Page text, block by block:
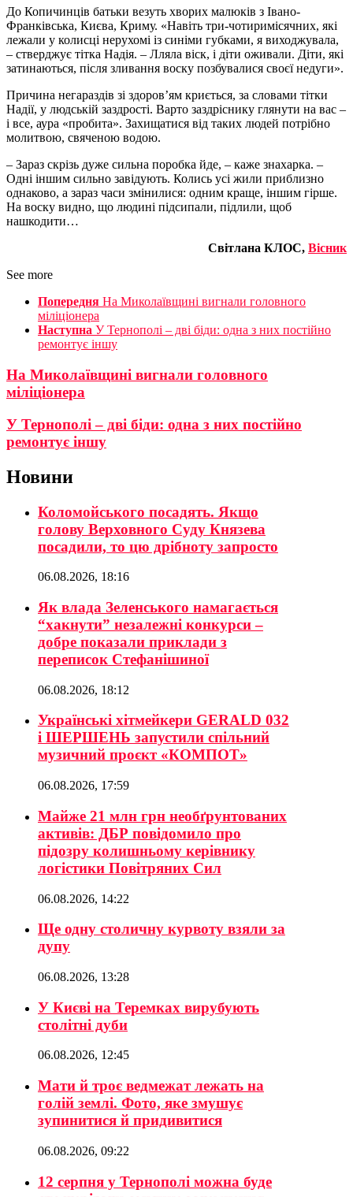
До Копичинців батьки везуть хворих малюків з Івано-
Франківська, Києва, Криму. «Навіть три-чотиримісячних, які
лежали у колисці нерухомі із синіми губками, я виходжувала,
– стверджує тітка Надія. – Лляла віск, і діти оживали. Діти, які
затинаються, після зливання воску позбувалися своєї недуги».
Причина негараздів зі здоров’ям криється, за словами тітки
Надії, у людській заздрості. Варто заздріснику глянути на вас –
і все, аура «пробита». Захищатися від таких людей потрібно
молитвою, свяченою водою.
– Зараз скрізь дуже сильна поробка йде, – каже знахарка. –
Одні іншим сильно завідують. Колись усі жили приблизно
однаково, а зараз часи змінилися: одним краще, іншим гірше.
На воску видно, що людині підсипали, підлили, щоб
нашкодити…
Світлана КЛОС, Вісник
See more
Попередня На Миколаївщині вигнали головного
міліціонера
Наступна У Тернополі – дві біди: одна з них постійно
ремонтує іншу
На Миколаївщині вигнали головного
міліціонера
У Тернополі – дві біди: одна з них постійно
ремонтує іншу
Новини
Коломойського посадять. Якщо
голову Верховного Суду Князева
посадили, то цю дрібноту запросто
06.08.2026, 18:16
Як влада Зеленського намагається
“хакнути” незалежні конкурси –
добре показали приклади з
переписок Стефанішиної
06.08.2026, 18:12
Українські хітмейкери GERALD 032
і ШЕРШЕНЬ запустили спільний
музичний проєкт «КОМПОТ»
06.08.2026, 17:59
Майже 21 млн грн необґрунтованих
активів: ДБР повідомило про
підозру колишньому керівнику
логістики Повітряних Сил
06.08.2026, 14:22
Ще одну столичну курвоту взяли за
дупу
06.08.2026, 13:28
У Києві на Теремках вирубують
столітні дуби
06.08.2026, 12:45
Мати й троє ведмежат лежать на
голій землі. Фото, яке змушує
зупинитися й придивитися
06.08.2026, 09:22
12 серпня у Тернополі можна буде